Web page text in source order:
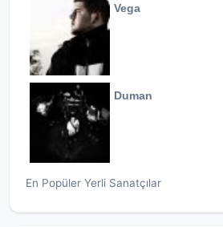
Vega
Duman
En Popüler Yerli Sanatçılar